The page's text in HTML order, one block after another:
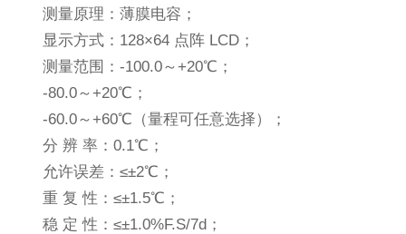
测量原理：薄膜电容；
显示方式：128×64 点阵 LCD；
测量范围：-100.0～+20℃；
-80.0～+20℃；
-60.0～+60℃（量程可任意选择）；
分 辨 率：0.1℃；
允许误差：≤±2℃；
重 复 性：≤±1.5℃；
稳 定 性：≤±1.0%F.S/7d；